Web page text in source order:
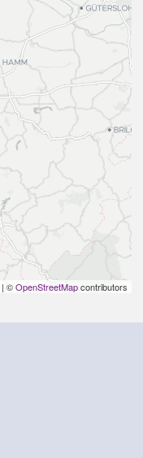
| ©OpenStreetMapcontributors